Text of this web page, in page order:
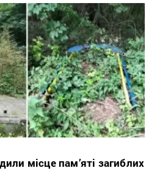
місце пам’яті загиблих